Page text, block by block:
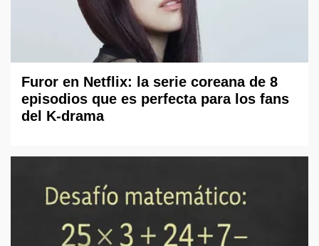
Furor en Netflix: la serie coreana de 8
episodios que es perfecta para los fans
del K-drama